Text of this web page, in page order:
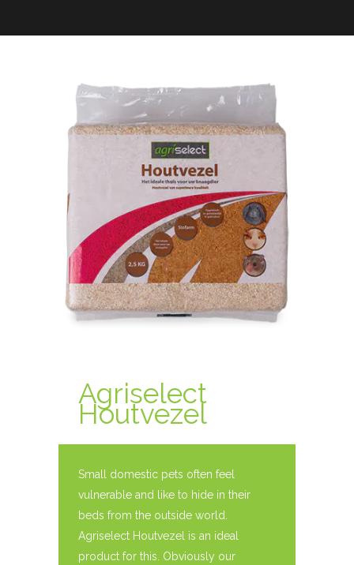
Agriselect
Houtvezel
Small domestic pets often feel
vulnerable and like to hide in their
beds from the outside world.
Agriselect Houtvezel is an ideal
product for this. Obviously our